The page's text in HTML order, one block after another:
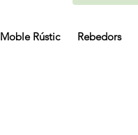
Moble Rústic Rebedors